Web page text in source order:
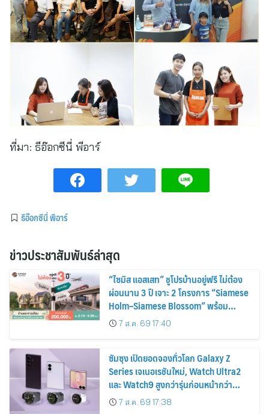
ที่มา: ธีอ๊อกซีนี่ พีอาร์
ธีอ๊อกซีนี่ พีอาร์
ข่าวประชาสัมพันธ์ล่าสุด
“ไซมิส แอสเสท” ชูโปรบ้านอยู่ฟรี ไม่ต้อง
ผ่อนนาน 3 ปี เจาะ 2 โครงการ “Siamese
Holm–Siamese Blossom” พร้อม
ส่วนลดและสิทธิพิเศษถึง 31 สิงหาคม
2569
7 ส.ค. 69 17:40
ซัมซุง เปิดยอดจองทั่วโลก Galaxy Z
Series เจเนอเรชันใหม่, Watch Ultra2
และ Watch9 สูงกว่ารุ่นก่อนหน้ากว่า
30%7 ส.ค. 69 17:38